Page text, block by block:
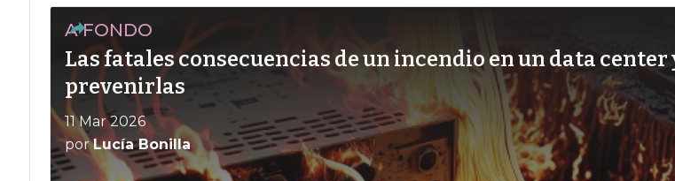
A FONDO
Las fatales consecuencias de un incendio en un data center
prevenirlas
11 Mar 2026
porLucía Bonilla